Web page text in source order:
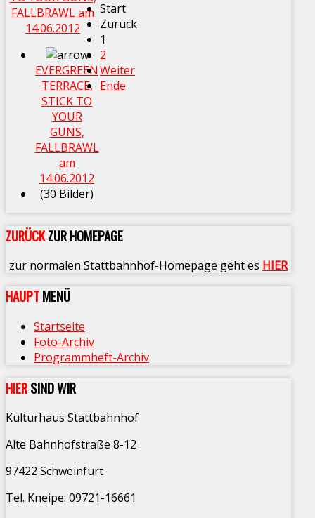
EVERGREEN
TERRACE,
STICK TO
YOUR
GUNS,
FALLBRAWL
am
14.06.2012
(30 Bilder)
Start
Zurück
1
2
Weiter
Ende
ZURÜCKZUR HOMEPAGE
zur normalen Stattbahnhof-Homepage geht es HIER
HAUPTMENÜ
Startseite
Foto-Archiv
Programmheft-Archiv
HIERSIND WIR
Kulturhaus Stattbahnhof
Alte Bahnhofstraße 8-12
97422 Schweinfurt
Tel. Kneipe: 09721-16661